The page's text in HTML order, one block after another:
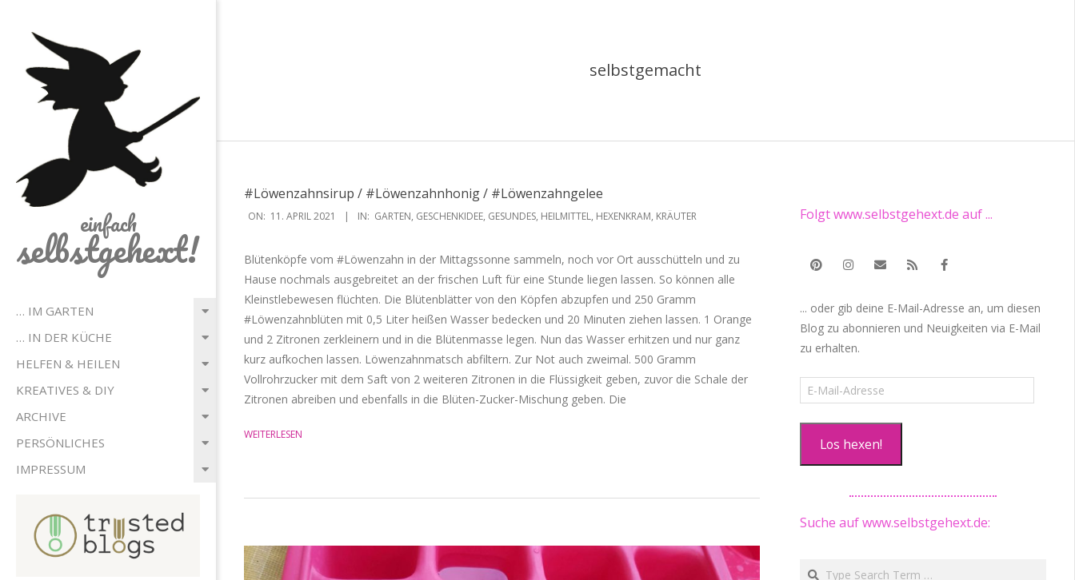
einfach
selbstgehext!
Primary
… IM GARTEN
… IN DER KÜCHE
HELFEN & HEILEN
KREATIVES & DIY
ARCHIVE
PERSÖNLICHES
IMPRESSUM
selbstgemacht
#Löwenzahnsirup / #Löwenzahnhonig / #Löwenzahngelee
2021-
11
ON: 11. APRIL 2021 IN: GARTEN, GESCHENKIDEE, GESUNDES, HEILMITTEL, HEXENKRAM, KRÄUTER
Blütenköpfe vom #Löwenzahn in der Mittagssonne sammeln, noch vor Ort ausschütteln und zu
Hause nochmals ausgebreitet an der frischen Luft für eine Stunde liegen lassen. So können alle
Kleinstlebewesen flüchten. Die Blütenblätter von den Köpfen abzupfen und 250 Gramm
#Löwenzahnblüten mit 0,5 Liter heißen Wasser bedecken und 20 Minuten ziehen lassen. 1 Orange
und 2 Zitronen zerkleinern und in die Blütenmasse legen. Nun das Wasser erhitzen und nur ganz
kurz aufkochen lassen. Löwenzahnmatsch abfiltern. Zur Not auch zweimal. 500 Gramm
Vollrohrzucker mit dem Saft von 2 weiteren Zitronen in die Flüssigkeit geben, zuvor die Schale der
Zitronen abreiben und ebenfalls in die Blüten-Zucker-Mischung geben. Die
WEITERLESEN
Folgt www.selbstgehext.de auf ...
... oder gib deine E-Mail-Adresse an, um diesen
Blog zu abonnieren und Neuigkeiten via E-Mail
zu erhalten.
E-
Mail-
Los hexen!
Suche auf www.selbstgehext.de:
Search